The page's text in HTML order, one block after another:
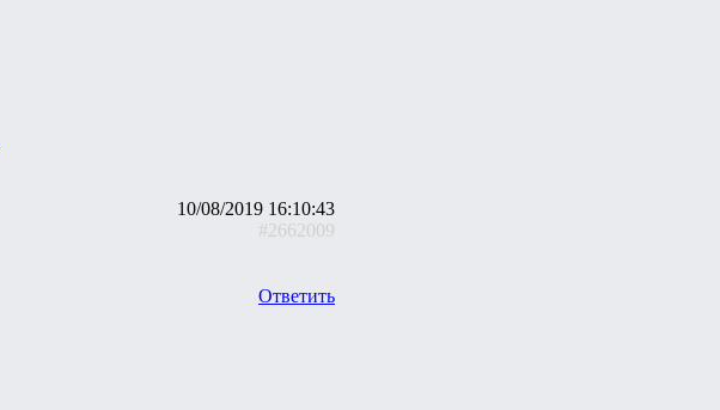
10/08/2019 16:10:43
#2662009
Ответить